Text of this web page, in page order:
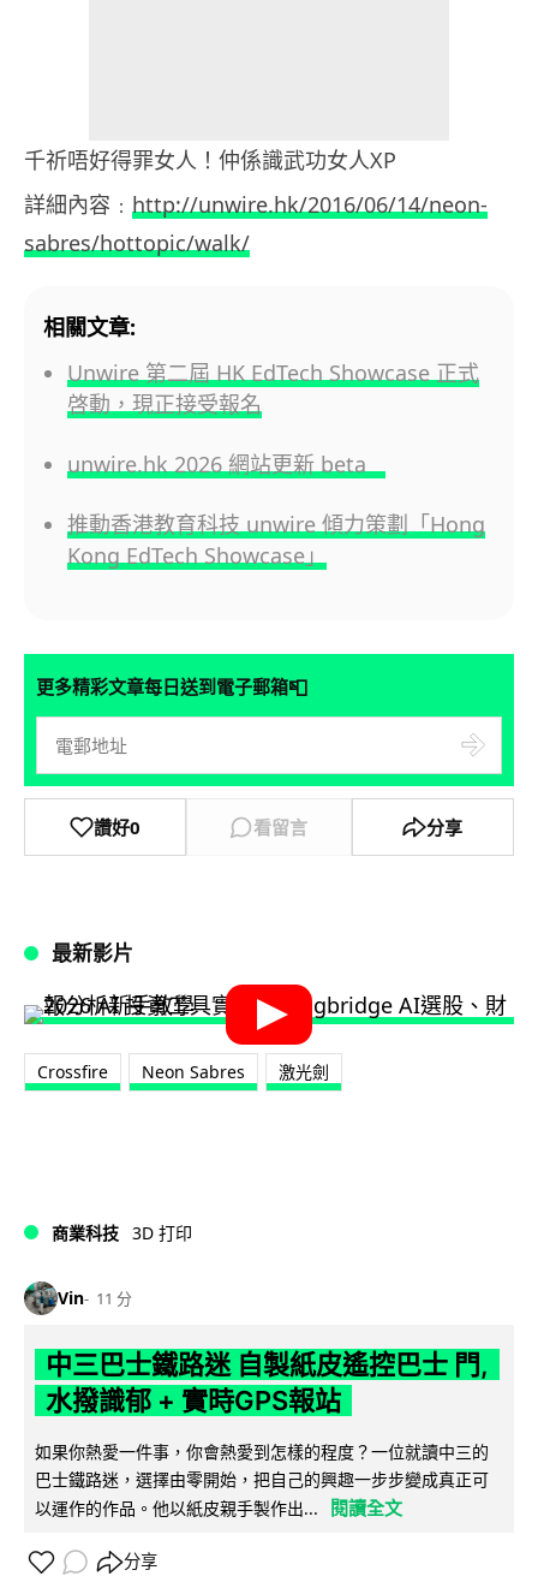
千祈唔好得罪女人！仲係識武功女人XP
詳細內容﹕ http://unwire.hk/2016/06/14/neon-
sabres/hottopic/walk/
相關文章:
Unwire 第二屆 HK EdTech Showcase 正式
啓動，現正接受報名
unwire.hk 2026 網站更新 beta
推動香港教育科技 unwire 傾力策劃「Hong
Kong EdTech Showcase」
更多精彩文章每日送到電子郵箱📮
讚好0 看留言 分享
最新影片
Crossfire Neon Sabres 激光劍
商業科技 3D 打印
Vin 11 分
中三巴士鐵路迷 自製紙皮遙控巴士 門,
水撥識郁 + 實時GPS報站
如果你熱愛一件事，你會熱愛到怎樣的程度？一位就讀中三的
巴士鐵路迷，選擇由零開始，把自己的興趣一步步變成真正可
以運作的作品。他以紙皮親手製作出...
閱讀全文
分享